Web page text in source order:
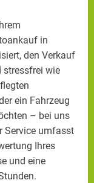
in
den Verkauf
stressfrei wie
ein Fahrzeug
– bei uns
Service umfasst
Ihres
und eine